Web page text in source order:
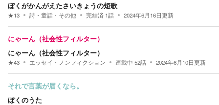
ぼくがかんがえたさいきょうの短歌
★13 詩・童話・その他 完結済 1話 2024年6月16日更新
にゃーん（社会性フィルター）
にゃーん（社会性フィルター）
★43 エッセイ・ノンフィクション 連載中 52話 2024年6月10日更新
それで言葉が届くなら。
ぼくのうた